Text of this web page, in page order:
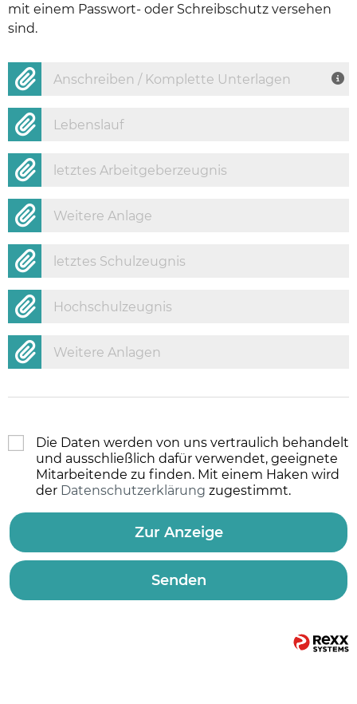
mit einem Passwort- oder Schreibschutz versehen
sind.
Anschreiben / Komplette Unterlagen
Lebenslauf
letztes Arbeitgeberzeugnis
Weitere Anlage
letztes Schulzeugnis
Hochschulzeugnis
Weitere Anlagen
Die Daten werden von uns vertraulich behandelt
und ausschließlich dafür verwendet, geeignete
Mitarbeitende zu finden. Mit einem Haken wird
der Datenschutzerklärung zugestimmt.
Zur Anzeige
Senden